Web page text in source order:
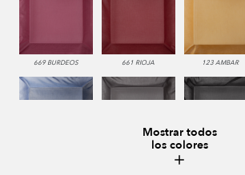
669 BURDEOS 661 RIOJA 123 AMBAR
Mostrar todos
los colores